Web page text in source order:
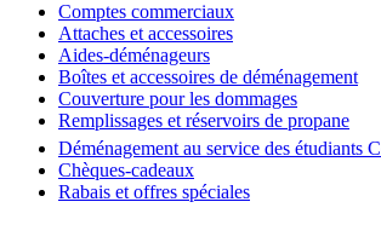
Comptes commerciaux
Attaches et accessoires
Aides-déménageurs
Boîtes et accessoires de déménagement
Couverture pour les dommages
Remplissages et réservoirs de propane
Déménagement au service des étudiants
Chèques-cadeaux
Rabais et offres spéciales